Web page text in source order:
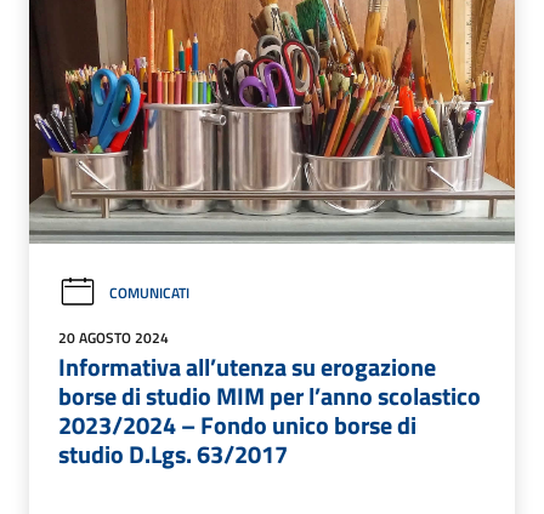
COMUNICATI
20 AGOSTO 2024
Informativa all’utenza su erogazione
borse di studio MIM per l’anno scolastico
2023/2024 – Fondo unico borse di
studio D.Lgs. 63/2017